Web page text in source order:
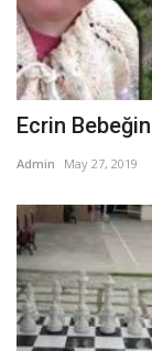
Ecrin
Admin May 27, 2019